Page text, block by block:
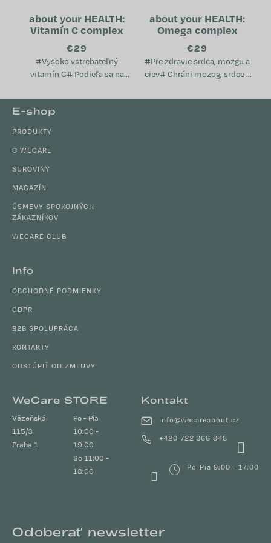
about your HEALTH:
Vitamín C complex
€29
#Vysoko vstrebateľný
vitamín C# Podieľa sa na
oxidatívnym stresom
Pomáha znižovať únavu a
about your HEALTH:
Omega complex
€29
#Pre zdravie srdca, mozgu a
ciev# Chráni mozog, srdce a
normálnu hladinu
E-shop
PRODUKTY
O WECARE
SUROVINY
MAGAZÍN
ÚSMEVY SPOKOJNÝCH
ZÁKAZNÍKOV
WECARE CLUB
Info
OBCHODNÉ PODMIENKY
GDPR
B2B SPOLUPRÁCA
KONTAKTY
ODSTÚPIŤ OD ZMLUVY
WeCare STORE
Vězeňská
115/3
Praha 1
Po - Pia
10:00 -
19:00
So 11:00 -
18:00
Kontakt
info@wecareabout.cz
+420 722 366 848
Po-Pia 9:00 - 17:00
Odoberať newsletter